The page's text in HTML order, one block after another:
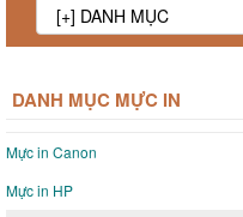
DANH MỤC MỰC IN
Mực in Canon
Mực in HP